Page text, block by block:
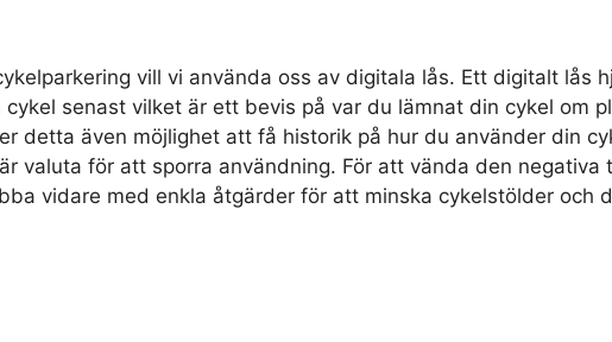
vill vi använda oss av digitala lås. Ett digitalt lås
senast vilket är ett bevis på var du lämnat din cykel om
detta även möjlighet att få historik på hur du använder din
valuta för att sporra användning. För att vända den negativa
vidare med enkla åtgärder för att minska cykelstölder och